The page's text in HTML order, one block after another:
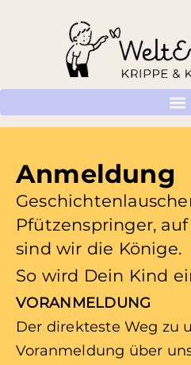
Anmeldung
Pfützenspringer,
sind wir die Könige.
So wird Dein Kind
VORANMELDUNG
Der direkteste Weg zu
Voranmeldung über